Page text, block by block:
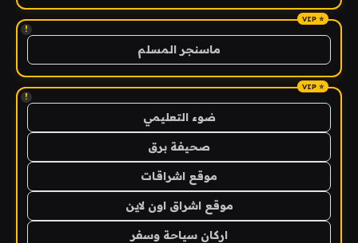
!
ماسنجر المسلم
!
ضوء التعليمي
صحيفة برق
موقع اشراقات
موقع اشراق اون لاين
اركان سياحة وسفر